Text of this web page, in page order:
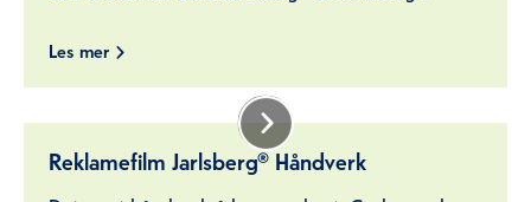
Les mer
Reklamefilm Jarlsberg® Håndverk